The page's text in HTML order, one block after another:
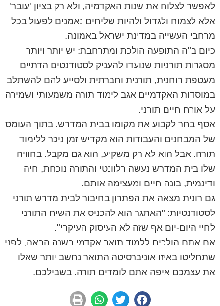
לאפשר לצלוח את שנות האקדמיה, ולא רק בציון 'עובר'
אלא לצמוח ולגדול ולהיות שליחים נאמנים לפעול בכל
מרחבי העשייה במדינת ישראל באמונה.
כיום ב"ה התופעה הולכת ומתרחבת: יש יותר ויותר
מסגרות תורניות שנועדו להעניק לסטודנטים הדתיים
מעטפת רוחנית, תורנית וחברתית ולסייע להם להשתלב
במוסדות האקדמיים אגב לימוד תורה משמעותי ושמירה
על אורח חיים תורני.
אסף בחר לקבוע את מקומו בבית המדרש. בתוך העומס
של המבחנים והעבודות הוא מקדיש זמן ניכר ללימוד
תורה. אבל הוא לא רק משקיע, הוא גם מקבל. בחוויה
שלו בית המדרש נעשה רלוונטי והתורה נוכחת, חיה
ודינמית, בונה חיים ומעצימה אותם.
גם רונית מצאה את הפתרון בחיבור לבית מדרש תורני
לסטודנטיות: "האתגר הוא להכניס את השיח התורני
לחיי היום-יום אף שזה לא העיסוק העיקרי".
אם אתם הולכים ללמוד תואר אקדמי בשנה הבאה, לפני
שתחליטו באיזו אוניברסיטה התואר נחשב יותר שאלו
את עצמכם איפה אתם לומדים תורה. בשבילכם.